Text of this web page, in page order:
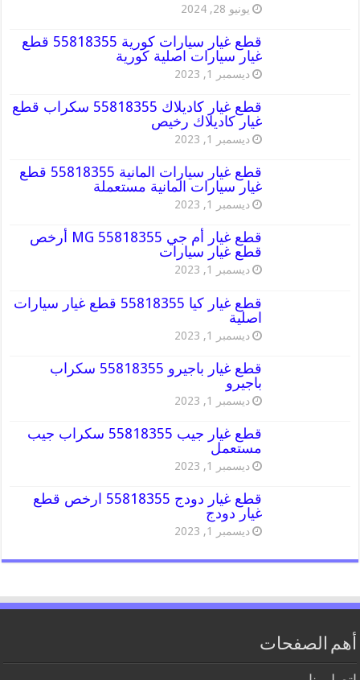
يونيو 28, 2024
قطع غيار سيارات كورية 55818355 قطع
غيار سيارات اصلية كورية
ديسمبر 1, 2023
قطع غيار كاديلاك 55818355 سكراب قطع
غيار كاديلاك رخيص
ديسمبر 1, 2023
قطع غيار سيارات المانية 55818355 قطع
غيار سيارات المانية مستعملة
ديسمبر 1, 2023
قطع غيار أم جي MG 55818355 أرخص
قطع غيار سيارات
ديسمبر 1, 2023
قطع غيار كيا 55818355 قطع غيار سيارات
اصلية
ديسمبر 1, 2023
قطع غيار باجيرو 55818355 سكراب
باجيرو
ديسمبر 1, 2023
قطع غيار جيب 55818355 سكراب جيب
مستعمل
ديسمبر 1, 2023
قطع غيار دودج 55818355 ارخص قطع
غيار دودج
ديسمبر 1, 2023
أهم الصفحات